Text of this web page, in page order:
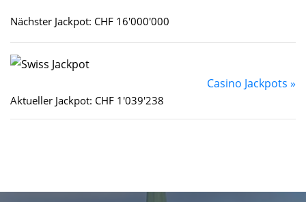
Nächster Jackpot: CHF 16'000'000
Casino Jackpots »
Aktueller Jackpot: CHF 1'039'238